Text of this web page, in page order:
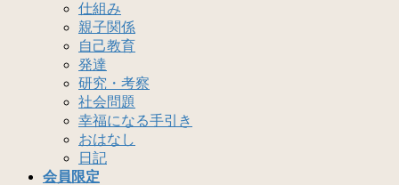
仕組み
親子関係
自己教育
発達
研究・考察
社会問題
幸福になる手引き
おはなし
日記
会員限定